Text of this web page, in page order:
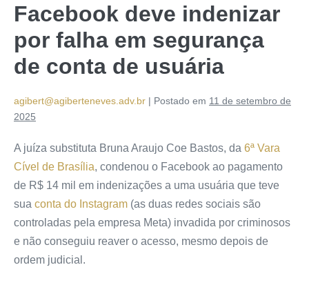
Facebook deve indenizar
por falha em segurança
de conta de usuária
agibert@agiberteneves.adv.br | Postado em 11 de setembro de
2025
A juíza substituta Bruna Araujo Coe Bastos, da 6ª Vara
Cível de Brasília, condenou o Facebook ao pagamento
de R$ 14 mil em indenizações a uma usuária que teve
sua conta do Instagram (as duas redes sociais são
controladas pela empresa Meta) invadida por criminosos
e não conseguiu reaver o acesso, mesmo depois de
ordem judicial.